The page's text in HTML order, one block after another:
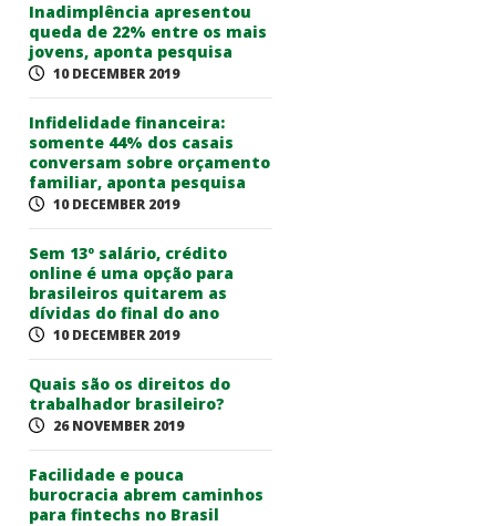
Inadimplência apresentou
queda de 22% entre os mais
jovens, aponta pesquisa
10 DECEMBER 2019
Infidelidade financeira:
somente 44% dos casais
conversam sobre orçamento
familiar, aponta pesquisa
10 DECEMBER 2019
Sem 13º salário, crédito
online é uma opção para
brasileiros quitarem as
dívidas do final do ano
10 DECEMBER 2019
Quais são os direitos do
trabalhador brasileiro?
26 NOVEMBER 2019
Facilidade e pouca
burocracia abrem caminhos
para fintechs no Brasil